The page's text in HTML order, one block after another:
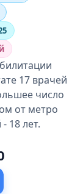
17 врачей
число
от метро
18 лет.